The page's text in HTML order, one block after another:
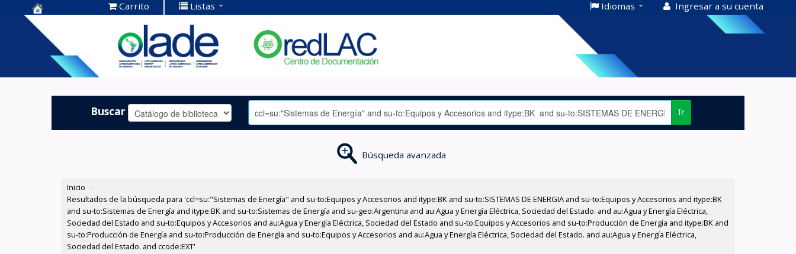
Centro de
Documentación
OLADE -
Carrito Listas Idiomas Ingresar a su cuenta
Buscar Ir
Búsqueda avanzada
Inicio ›
Resultados de la búsqueda para 'ccl=su:"Sistemas de Energía" and su-to:Equipos y Accesorios and itype:BK and su-to:SISTEMAS DE ENERGIA and su-to:Equipos y Accesorios and itype:BK
and su-to:Sistemas de Energía and itype:BK and su-to:Sistemas de Energía and su-geo:Argentina and au:Agua y Energía Eléctrica, Sociedad del Estado. and au:Agua y Energía Eléctrica,
Sociedad del Estado and su-to:Equipos y Accesorios and au:Agua y Energía Eléctrica, Sociedad del Estado and su-to:Equipos y Accesorios and su-to:Producción de Energía and itype:BK and
su-to:Producción de Energía and su-to:Producción de Energía and su-to:Equipos y Accesorios and au:Agua y Energía Eléctrica, Sociedad del Estado. and au:Agua y Energía Eléctrica,
Sociedad del Estado. and ccode:EXT'